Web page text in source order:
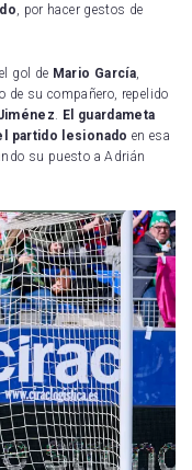
, por hacer gestos de
gol de Mario García,
de su compañero, repelido
. El guardameta
partido lesionado en esa
su puesto a Adrián